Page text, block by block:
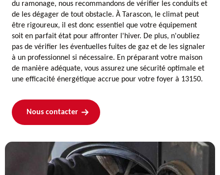
du ramonage, nous recommandons de vérifier les conduits et
de les dégager de tout obstacle. À Tarascon, le climat peut
être rigoureux, il est donc essentiel que votre équipement
soit en parfait état pour affronter l'hiver. De plus, n'oubliez
pas de vérifier les éventuelles fuites de gaz et de les signaler
à un professionnel si nécessaire. En préparant votre maison
de manière adéquate, vous assurez une sécurité optimale et
une efficacité énergétique accrue pour votre foyer à 13150.
Nous contacter